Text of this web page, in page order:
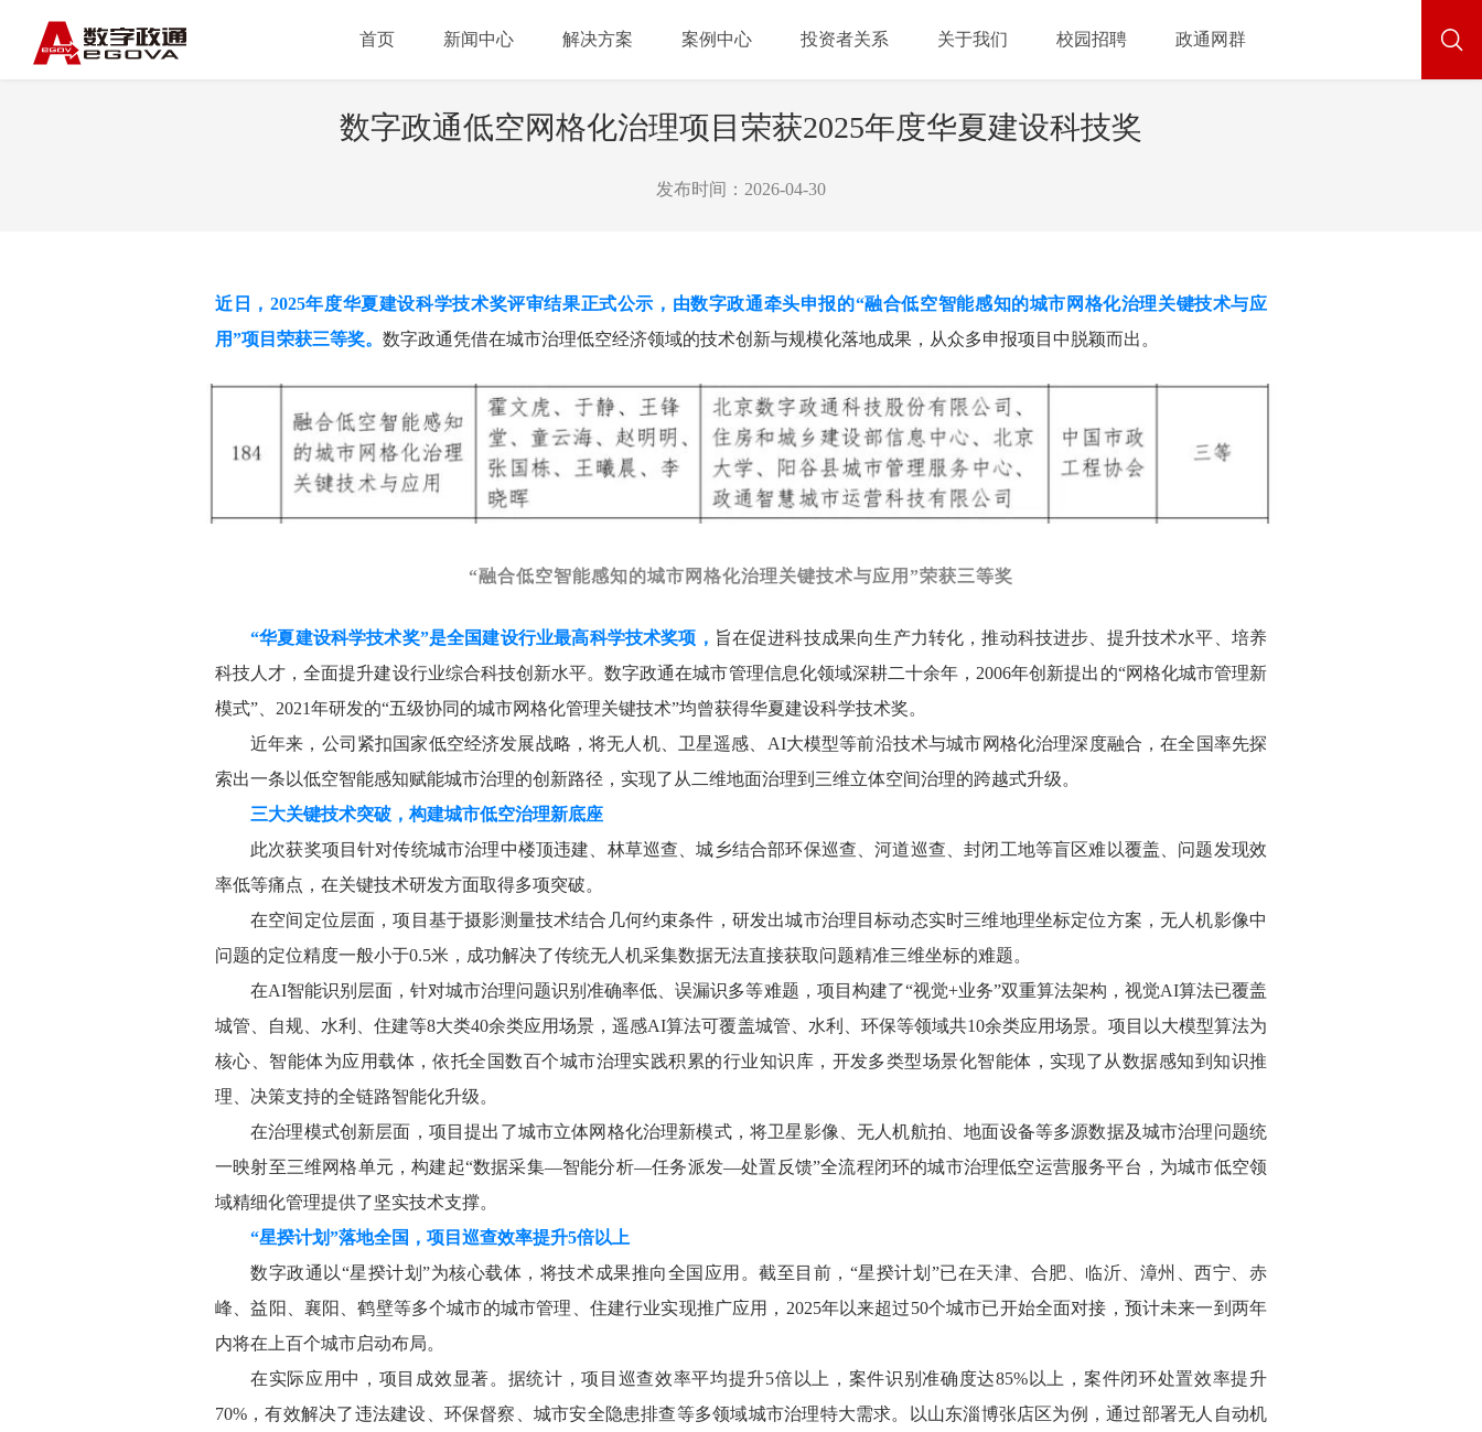
首页 新闻中心 解决方案 案例中心 投资者关系 关于我们 校园招聘 政通网群
数字政通低空网格化治理项目荣获2025年度华夏建设科技奖
发布时间：2026-04-30
近日， 2025年度华夏建设科学技术奖评审结果正式公示，由数字政通牵头申报的“融合低空智能感知的城市网格化治理关键技术与应
用”项目荣获三等奖。 数字政通凭借在城市治理低空经济领域的技术创新与规模化落地成果，从众多申报项目中脱颖而出。
“融合低空智能感知的城市网格化治理关键技术与应用”荣获三等奖
“华夏建设科学技术奖”是全国建设行业最高科学技术奖项 ， 旨在促进科技成果向生产力转化，推动科技进步、提升技术水平、培养
科技人才，全面提升建设行业综合科技创新水平。数字政通在城市管理信息化领域深耕二十余年， 2006年创新提出的“网格化城市管理新
模式”、2021年研发的“五级协同的城市网格化管理关键技术”均曾获得华夏建设科学技术奖。
近年来，公司紧扣国家低空经济发展战略，将无人机、卫星遥感、 AI大模型等前沿技术与城市网格化治理深度融合，在全国率先探
索出一条以低空智能感知赋能城市治理的创新路径，实现了从二维地面治理到三维立体空间治理的跨越式升级。
三大关键技术突破，构建城市低空治理新底座
此次获奖项目针对传统城市治理中楼顶违建、林草巡查、城乡结合部环保巡查、河道巡查、封闭工地等盲区难以覆盖、问题发现效
率低等痛点，在关键技术研发方面取得多项突破。
在空间定位层面，项目基于摄影测量技术结合几何约束条件，研发出城市治理目标动态实时三维地理坐标定位方案，无人机影像中
问题的定位精度一般小于0.5米，成功解决了传统无人机采集数据无法直接获取问题精准三维坐标的难题。
在AI智能识别层面，针对城市治理问题识别准确率低、误漏识多等难题，项目构建了“视觉+业务”双重算法架构，视觉AI算法已覆盖
城管、自规、水利、住建等8大类40余类应用场景，遥感AI算法可覆盖城管、水利、环保等领域共10余类应用场景。项目以大模型算法为
核心、智能体为应用载体，依托全国数百个城市治理实践积累的行业知识库，开发多类型场景化智能体，实现了从数据感知到知识推
理、决策支持的全链路智能化升级。
在治理模式创新层面，项目提出了城市立体网格化治理新模式，将卫星影像、无人机航拍、地面设备等多源数据及城市治理问题统
一映射至三维网格单元，构建起“数据采集—智能分析—任务派发—处置反馈”全流程闭环的城市治理低空运营服务平台，为城市低空领
域精细化管理提供了坚实技术支撑。
“星揆计划”落地全国，项目巡查效率提升5倍以上
数字政通以“星揆计划”为核心载体，将技术成果推向全国应用。截至目前，“星揆计划”已在天津、合肥、临沂、漳州、西宁、赤
峰、益阳、襄阳、鹤壁等多个城市的城市管理、住建行业实现推广应用，2025年以来超过50个城市已开始全面对接，预计未来一到两年
内将在上百个城市启动布局。
在实际应用中，项目成效显著。据统计，项目巡查效率平均提升5倍以上，案件识别准确度达85%以上，案件闭环处置效率提升
70%，有效解决了违法建设、环保督察、城市安全隐患排查等多领域城市治理特大需求。以山东淄博张店区为例，通过部署无人自动机